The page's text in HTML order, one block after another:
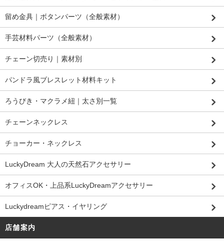
留め金具｜ボタンパーツ（全般素材）
手芸材料パーツ（全般素材）
チェーン切売り｜素材別
パンドラ風ブレスレット材料キット
ろうびき・マクラメ紐｜太さ別一覧
チェーンネックレス
チョーカー・ネックレス
LuckyDream 大人の天然石アクセサリー
オフィスOK・上品系LuckyDreamアクセサリー
Luckydreamピアス・イヤリング
店舗案内